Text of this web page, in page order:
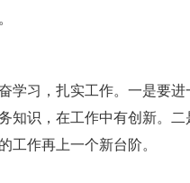
习，扎实工作。一是要进
知识，在工作中有创新。
工作再上一个新台阶。